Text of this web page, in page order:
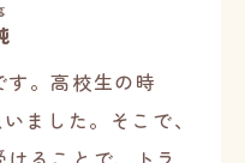
。高校生の時
ました。そこで、